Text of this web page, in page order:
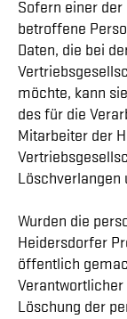
Sofern einer
betroffene
Daten, die bei
möchte, kann
des für die
Mitarbeiter der
Wurden die
Heidersdorfer
öffentlich
Verantwortlicher
Löschung der